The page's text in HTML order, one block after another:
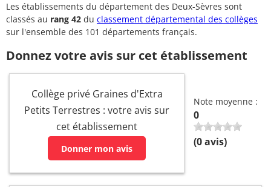
Les établissements du département des Deux-Sèvres sont
classés au rang 42 du classement départemental des collèges
sur l'ensemble des 101 départements français.
Donnez votre avis sur cet établissement
Collège privé Graines d'Extra
Petits Terrestres : votre avis sur
cet établissement
Donner mon avis
Note moyenne :
0
(0avis)